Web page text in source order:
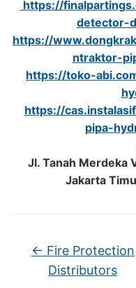
https://
detector-
https://
ntraktor-
https://toko-
https://
pipa-
Jl. Tanah Merdeka
Jakarta
← Fire Protection
Distributors